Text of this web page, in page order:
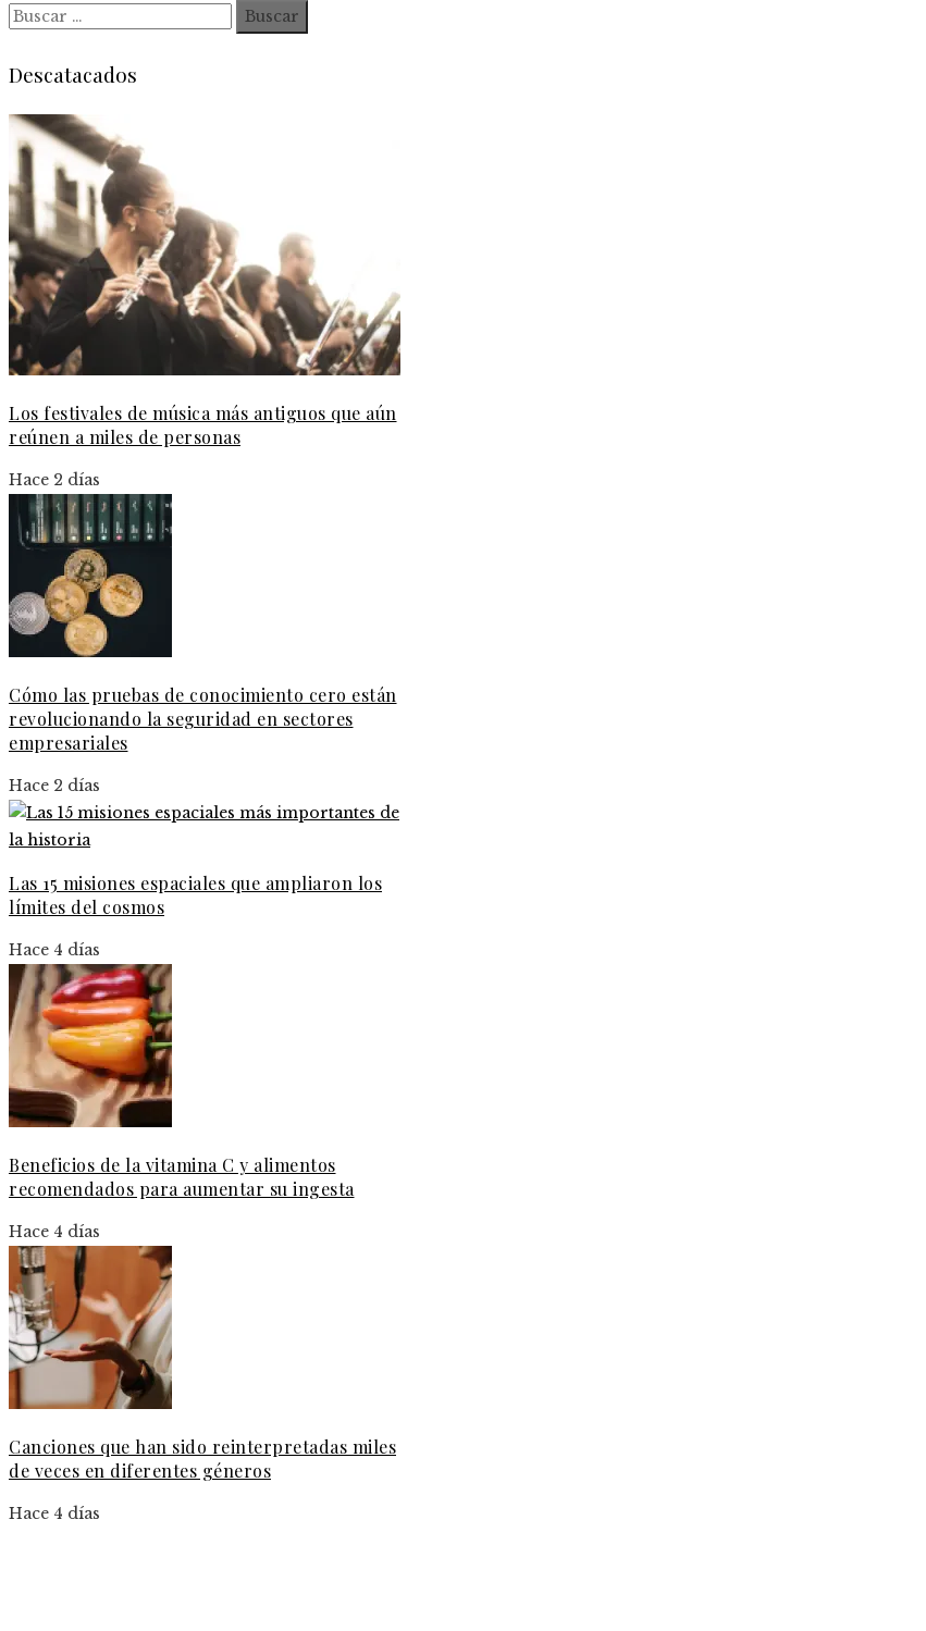
Buscar:
Descatacados
Los festivales de música más antiguos que aún
reúnen a miles de personas
Hace 2 días
Cómo las pruebas de conocimiento cero están
revolucionando la seguridad en sectores
empresariales
Hace 2 días
Las 15 misiones espaciales que ampliaron los
límites del cosmos
Hace 4 días
Beneficios de la vitamina C y alimentos
recomendados para aumentar su ingesta
Hace 4 días
Canciones que han sido reinterpretadas miles
de veces en diferentes géneros
Hace 4 días